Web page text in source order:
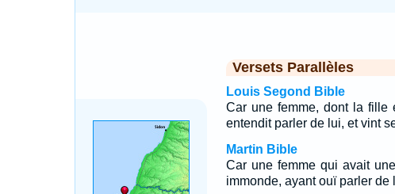
Versets Parallèles
Louis Segond Bible
Car une femme, dont la fille
entendit parler de lui, et vint
Martin Bible
Car une femme qui avait
immonde, ayant ouï parler de